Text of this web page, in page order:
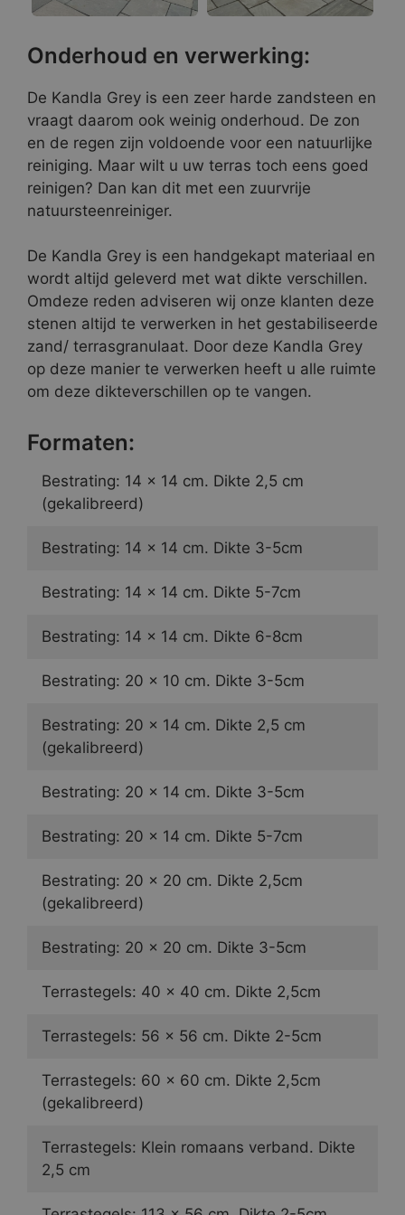
Onderhoud en verwerking:
De Kandla Grey is een zeer harde zandsteen en
vraagt daarom ook weinig onderhoud. De zon
en de regen zijn voldoende voor een natuurlijke
reiniging. Maar wilt u uw terras toch eens goed
reinigen? Dan kan dit met een zuurvrije
natuursteenreiniger.
De Kandla Grey is een handgekapt materiaal en
wordt altijd geleverd met wat dikte verschillen.
Omdeze reden adviseren wij onze klanten deze
stenen altijd te verwerken in het gestabiliseerde
zand/ terrasgranulaat. Door deze Kandla Grey
op deze manier te verwerken heeft u alle ruimte
om deze dikteverschillen op te vangen.
Formaten:
Bestrating: 14 x 14 cm. Dikte 2,5 cm
(gekalibreerd)
Bestrating: 14 x 14 cm. Dikte 3-5cm
Bestrating: 14 x 14 cm. Dikte 5-7cm
Bestrating: 14 x 14 cm. Dikte 6-8cm
Bestrating: 20 x 10 cm. Dikte 3-5cm
Bestrating: 20 x 14 cm. Dikte 2,5 cm
(gekalibreerd)
Bestrating: 20 x 14 cm. Dikte 3-5cm
Bestrating: 20 x 14 cm. Dikte 5-7cm
Bestrating: 20 x 20 cm. Dikte 2,5cm
(gekalibreerd)
Bestrating: 20 x 20 cm. Dikte 3-5cm
Terrastegels: 40 x 40 cm. Dikte 2,5cm
Terrastegels: 56 x 56 cm. Dikte 2-5cm
Terrastegels: 60 x 60 cm. Dikte 2,5cm
(gekalibreerd)
Terrastegels: Klein romaans verband. Dikte
2,5 cm